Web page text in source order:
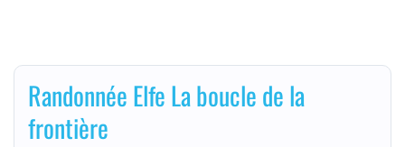
Randonnée Elfe La boucle de la
frontière